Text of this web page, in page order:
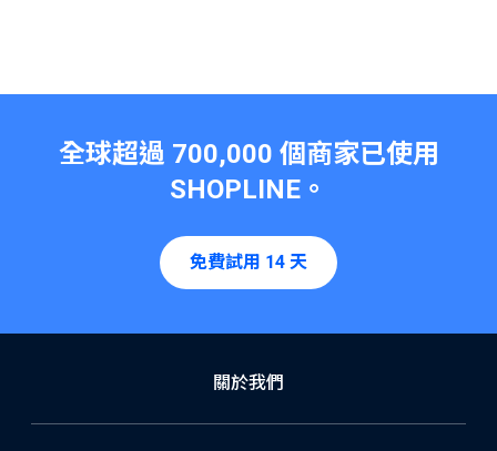
全球超過 700,000 個商家已使用
SHOPLINE 。
免費試用 14 天
關於我們